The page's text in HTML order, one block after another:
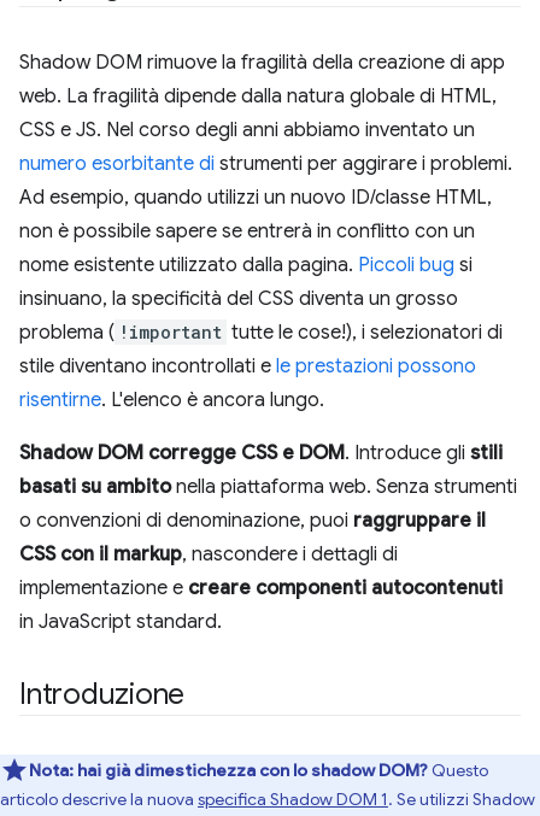
Shadow DOM rimuove la fragilità della creazione di app
web. La fragilità dipende dalla natura globale di HTML,
CSS e JS. Nel corso degli anni abbiamo inventato un
numero esorbitante di strumenti per aggirare i problemi.
Ad esempio, quando utilizzi un nuovo ID/classe HTML,
non è possibile sapere se entrerà in conflitto con un
nome esistente utilizzato dalla pagina. Piccoli bug si
insinuano, la specificità del CSS diventa un grosso
problema ( !important tutte le cose!), i selezionatori di
stile diventano incontrollati e le prestazioni possono
risentirne. L'elenco è ancora lungo.
Shadow DOM corregge CSS e DOM. Introduce gli stili
basati su ambitonella piattaforma web. Senza strumenti
o convenzioni di denominazione, puoi raggruppare il
CSS con il markup, nascondere i dettagli di
implementazione e creare componenti autocontenuti
in JavaScript standard.
Introduzione
Nota: hai già dimestichezza con lo shadow DOM?Questo
articolo descrive la nuova specifica Shadow DOM 1. Se utilizzi Shadow